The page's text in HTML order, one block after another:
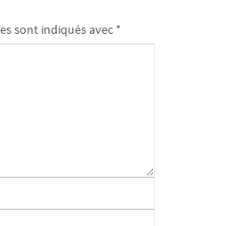
sont indiqués avec *